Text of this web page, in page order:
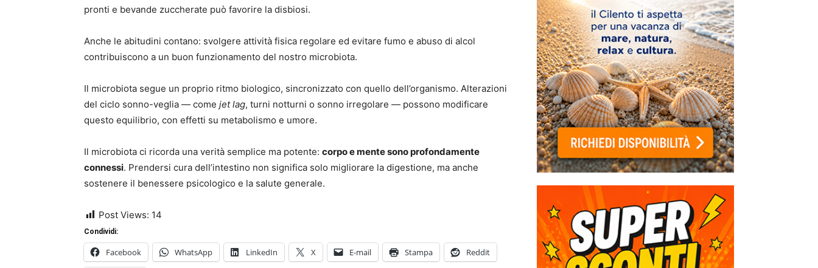
pronti e bevande zuccherate può favorire la disbiosi.
Anche le abitudini contano: svolgere attività fisica regolare ed evitare fumo e abuso di alcol
contribuiscono a un buon funzionamento del nostro microbiota.
Il microbiota segue un proprio ritmo biologico, sincronizzato con quello dell’organismo. Alterazioni
del ciclo sonno-veglia — come jet lag, turni notturni o sonno irregolare — possono modificare
questo equilibrio, con effetti su metabolismo e umore.
Il microbiota ci ricorda una verità semplice ma potente: corpo e mente sono profondamente
connessi. Prendersi cura dell’intestino non significa solo migliorare la digestione, ma anche
sostenere il benessere psicologico e la salute generale.
Post Views: 14
Condividi:
Facebook WhatsApp LinkedIn X E-mail Stampa Reddit